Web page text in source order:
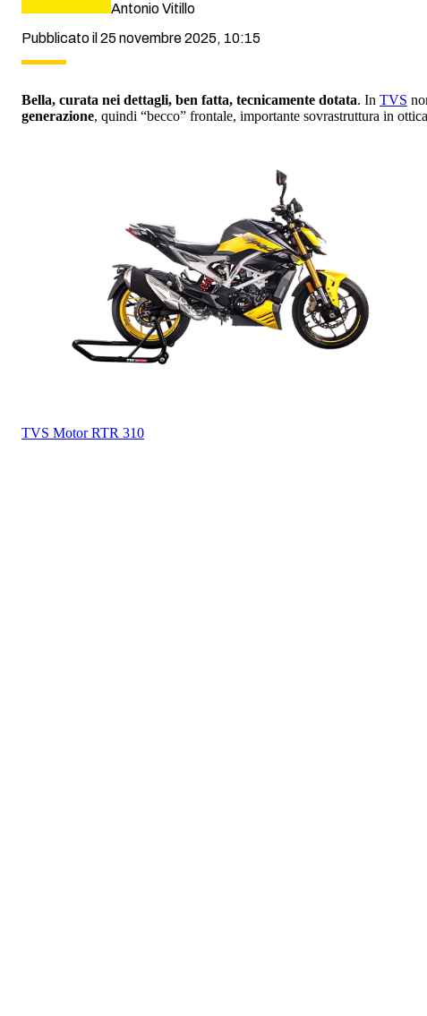
Antonio Vitillo
Pubblicato il 25 novembre 2025, 10:15
Bella, curata nei dettagli, ben fatta, tecnicamente dotata. In TVS
generazione, quindi “becco” frontale, importante sovrastruttura in
TVS Motor RTR 310